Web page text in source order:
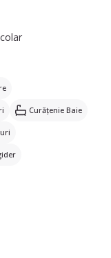
Curățenie Baie